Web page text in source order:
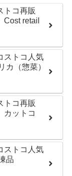
トコ再販
retail
ストコ人気
カ（惣菜）
トコ再販
ットコ
ストコ人気
品